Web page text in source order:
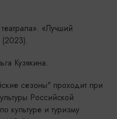
«Лучший
(2023).
Кузякина.
сезоны" проходит при
Российской
культуре и туризму